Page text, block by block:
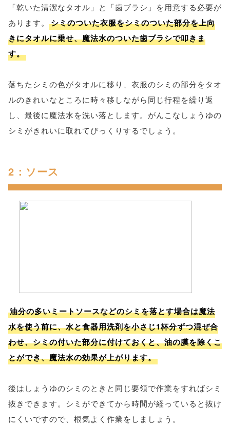
「乾いた清潔なタオル」と「歯ブラシ」を用意する必要が
あります。
シミのついた衣服をシミのついた部分を上向
きにタオルに乗せ、魔法水のついた歯ブラシで叩きま
す。
落ちたシミの色がタオルに移り、衣服のシミの部分をタオ
ルのきれいなところに時々移しながら同じ行程を繰り返
し、最後に魔法水を洗い落とします。がんこなしょうゆの
シミがきれいに取れてびっくりするでしょう。
2：ソース
油分の多いミートソースなどのシミを落とす場合は魔法
水を使う前に、水と食器用洗剤を小さじ1杯分ずつ混ぜ合
わせ、シミの付いた部分に付けておくと、油の膜を除くこ
とができ、魔法水の効果が上がります。
後はしょうゆのシミのときと同じ要領で作業をすればシミ
抜きできます。シミができてから時間が経っていると抜け
にくいですので、根気よく作業をしましょう。